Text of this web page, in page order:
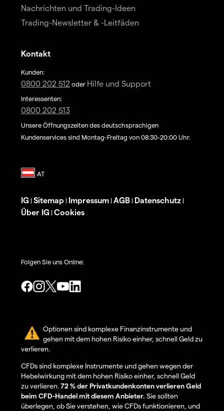
Nachrichten und Trading-Ideen
Trading-Newsletter & -Leitfäden
Kontakt
Kunden:
0800 202 512 oder Hilfe und Support
Interessenten:
0800 202 513
Unsere Öffnungszeiten des deutschsprachigen
Kundenservices sind Montag-Freitag von 08:30-20:00 Uhr.
IG | Sitemap | Impressum | AGB | Datenschutz |
Über IG | Cookies
Folgen Sie uns Online:
Optionen sind komplexe Finanzinstrumente und
gehen mit dem hohen Risiko einher, schnell Geld zu
verlieren.
CFDs sind komplexe Instrumente und gehen wegen der
Hebelwirkung mit dem hohen Risiko einher, schnell Geld
zu verlieren.72 % der Privatkundenkonten verlieren Geld
beim CFD-Handel mit diesem Anbieter. Sie sollten
überlegen, ob Sie verstehen, wie CFDs funktionieren, und